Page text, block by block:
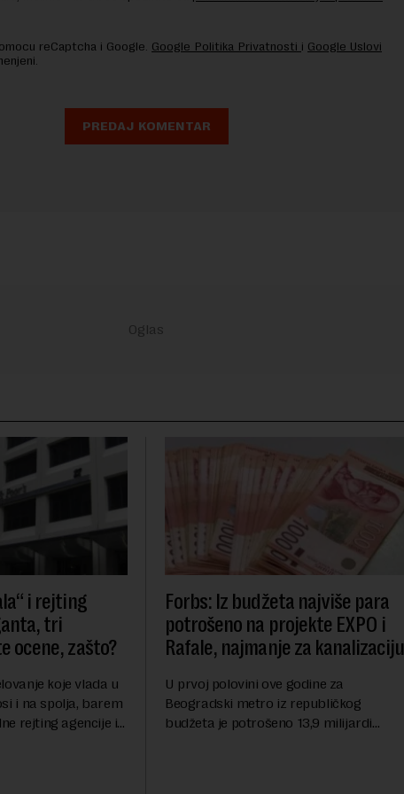
reCaptcha i Google. Google Politika Privatnosti i Google Uslovi
i rejting
tri
ocene, zašto?
koje vlada u
i na spolja, barem
rejting agencije i
Forbs: Iz budžeta najviše para
potrošeno na projekte EXPO i
Rafale, najmanje za kanalizaciju
U prvoj polovini ove godine za
Beogradski metro iz republičkog
budžeta je potrošeno 13,9 milijardi